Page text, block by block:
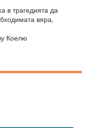
в трагедията да
вяра,
Коелю